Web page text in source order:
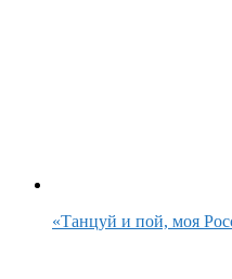
«Танцуй и пой, моя